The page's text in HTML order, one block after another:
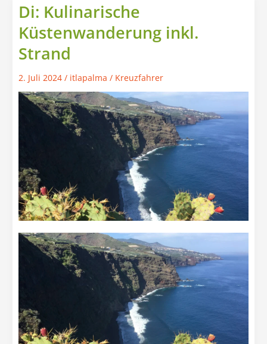
de
los
Muchachos
Di: Kulinarische
Küstenwanderung inkl.
Strand
2. Juli 2024/ itlapalma/ Kreuzfahrer